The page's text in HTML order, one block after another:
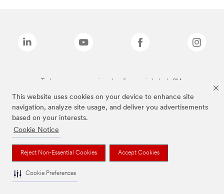
This website uses cookies on your device to enhance site
navigation, analyze site usage, and deliver you advertisements
based on your interests.
Cookie Notice
Reject Non-Essential Cookies Accept Cookies
Cookie Preferences
Todas as marcas mencionadas são propriedade da 3M.